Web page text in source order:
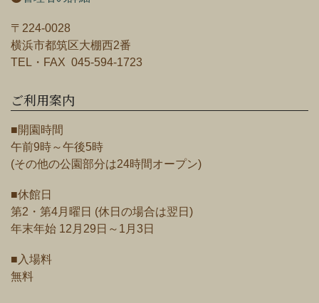
〒224-0028
横浜市都筑区大棚西2番
TEL・FAX 045-594-1723
ご利用案内
■開園時間
午前9時～午後5時
(その他の公園部分は24時間オープン)
■休館日
第2・第4月曜日 (休日の場合は翌日)
年末年始 12月29日～1月3日
■入場料
無料